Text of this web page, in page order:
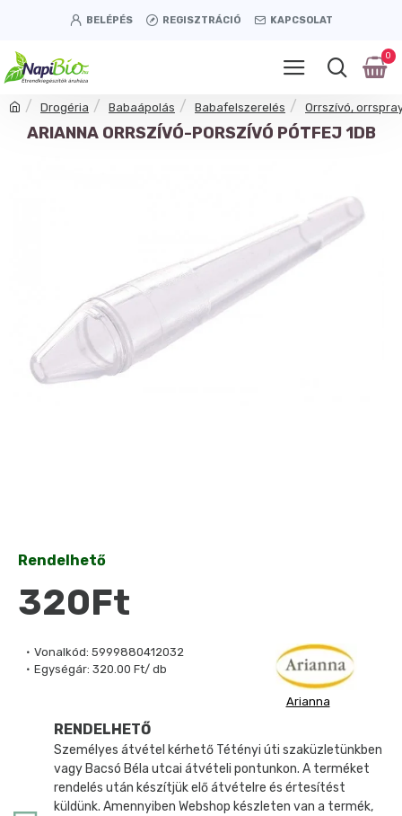
BELÉPÉS REGISZTRÁCIÓ KAPCSOLAT
0
Drogéria Babaápolás Babafelszerelés Orrszívó,
ARIANNA ORRSZÍVÓ-PORSZÍVÓ PÓTFEJ 1DB
Vonalkód: 5999880412032
Egységár: 320.00 Ft/ db
Arianna
Rendelhető
320Ft
RENDELHETŐ
Személyes átvétel kérhető Tétényi úti szaküzletünkben
vagy Bacsó Béla utcai átvételi pontunkon. A terméket
rendelés után készítjük elő átvételre és értesítést
küldünk. Amennyiben Webshop készleten van a termék,